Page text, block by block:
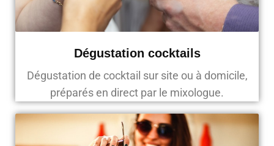
Dégustation cocktails
Dégustation de cocktail sur site ou à domicile,
préparés en direct par le mixologue.